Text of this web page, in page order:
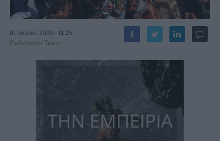
01 Ιουλίου 2020 - 11:26
PellaNews Team